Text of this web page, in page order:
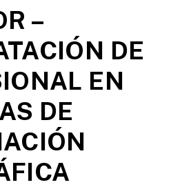
–
DE
EN
DE